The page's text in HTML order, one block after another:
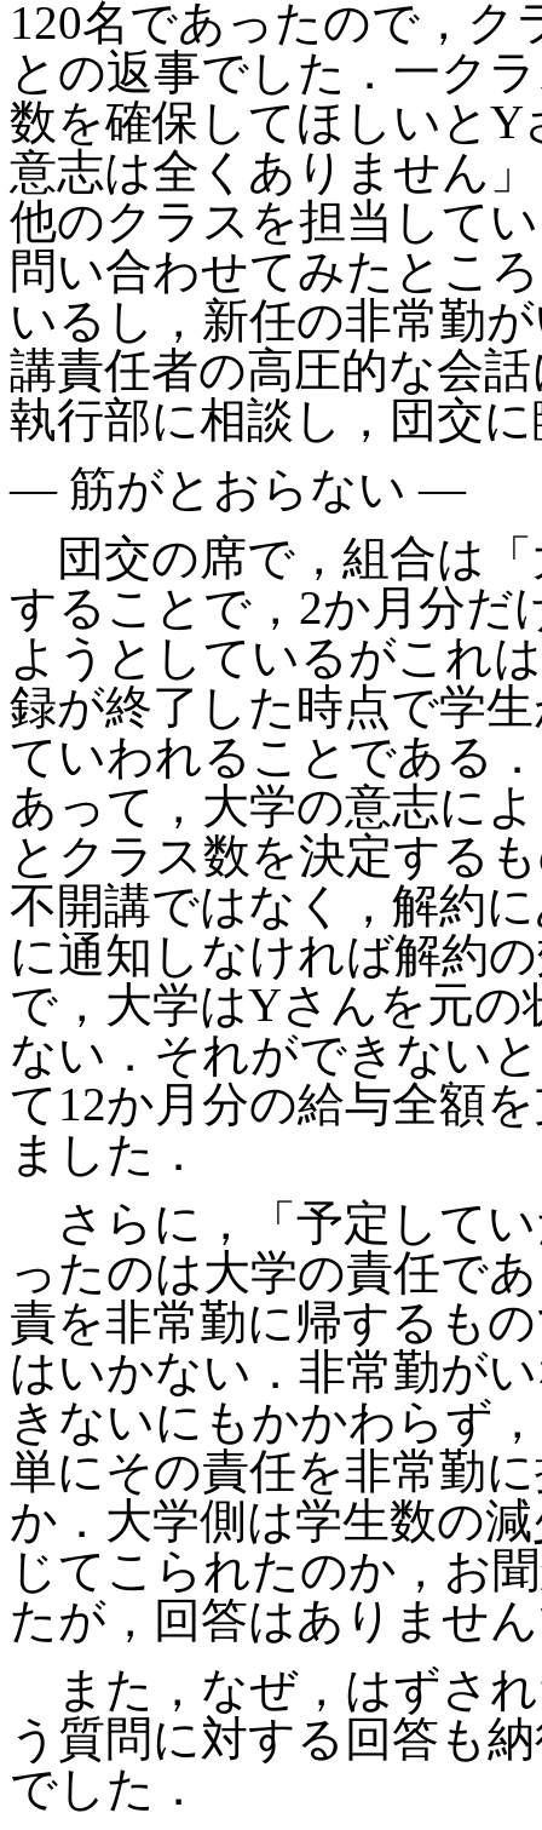
120名であったので，
との返事でした．一ク
数を確保してほしいと
意志は全くありません
他のクラスを担当して
問い合わせてみたとこ
いるし，新任の非常勤
講責任者の高圧的な会
執行部に相談し，団交
― 筋がとおらない ―
団交の席で，組合は
することで，2か月分だ
ようとしているがこれ
録が終了した時点で学
ていわれることである
あって，大学の意志に
とクラス数を決定する
不開講ではなく，解約
に通知しなければ解約
で，大学はYさんを元
ない．それができない
て12か月分の給与全額
ました．
さらに，「予定して
ったのは大学の責任で
責を非常勤に帰するも
はいかない．非常勤が
きないにもかかわらず
単にその責任を非常勤
か．大学側は学生数の
じてこられたのか，お
たが，回答はありませ
また，なぜ，はずさ
う質問に対する回答も
でした．